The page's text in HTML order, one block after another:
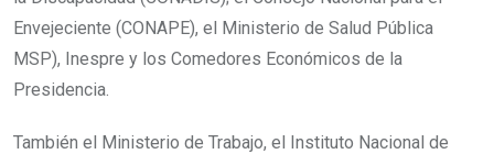
Envejeciente (CONAPE), el Ministerio de Salud Pública
MSP), Inespre y los Comedores Económicos de la
Presidencia.
También el Ministerio de Trabajo, el Instituto Nacional de